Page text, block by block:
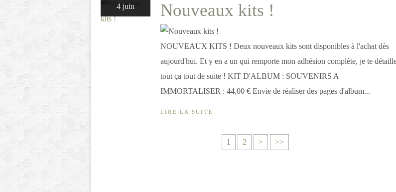
4 juin Nouveaux kits !
NOUVEAUX KITS ! Deux nouveaux kits sont disponibles à l'achat dès
aujourd'hui. Et y en a un qui remporte mon adhésion complète, je te
tout ça tout de suite ! KIT D'ALBUM : SOUVENIRS A
IMMORTALISER : 44,00 € Envie de réaliser des pages d'album...
LIRE LA SUITE
1 2 > >>